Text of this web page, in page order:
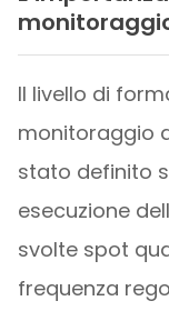
Il livello di
monitoraggio
stato definito
esecuzione
svolte spot
frequenza